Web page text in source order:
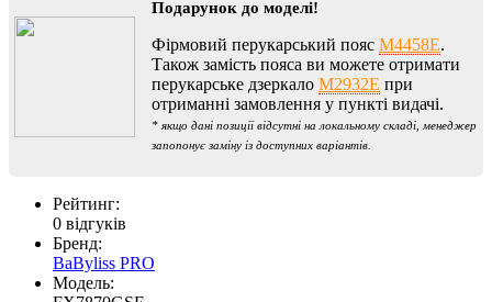
Подарунок до моделі!
Фірмовий перукарський пояс M4458E.
Також замість пояса ви можете отримати
перукарське дзеркало M2932E при
отриманні замовлення у пункті видачі.
* якщо дані позиції відсутні на локальному складі, менеджер
запопонує заміну із доступних варіантів.
Рейтинг:
0 відгуків
Бренд:
BaByliss PRO
Модель: